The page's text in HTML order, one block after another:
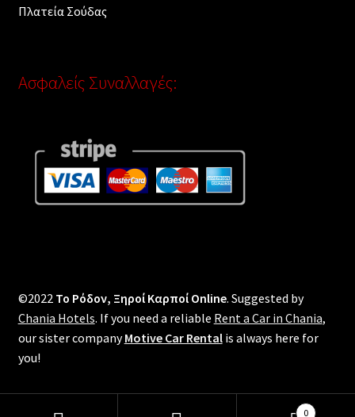
Πλατεία Σούδας
Ασφαλείς Συναλλαγές:
©2022 Το Ρόδον, Ξηροί Καρποί Online. Suggested by
Chania Hotels. If you need a reliable Rent a Car in Chania,
our sister companyMotive Car Rentalis always here for
you!
0